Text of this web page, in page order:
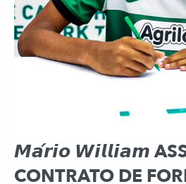
𝙈𝙖́𝙧𝙞𝙤 𝙒𝙞𝙡𝙡𝙞𝙖𝙢
CONTRATO DE